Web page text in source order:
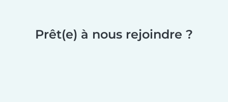
Prêt(e) à nous rejoindre ?